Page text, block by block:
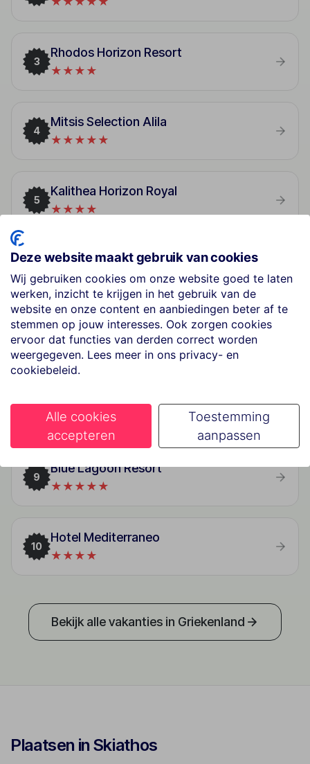
3
Rhodos Horizon Resort
★★★★
4
Mitsis Selection Alila
★★★★★
5
Kalithea Horizon Royal
★★★★
Blue Lagoon City Hotel
★★★★
7
Alimounda Mare
★★★★★
8
★★★★
9
Blue Lagoon Resort
★★★★★
10
Hotel Mediterraneo
★★★★
Bekijk alle vakanties in Griekenland
Plaatsen in Skiathos
Deze website maakt gebruik van cookies
Wij gebruiken cookies om onze website goed te laten
werken, inzicht te krijgen in het gebruik van de
website en onze content en aanbiedingen beter af te
stemmen op jouw interesses. Ook zorgen cookies
ervoor dat functies van derden correct worden
weergegeven. Lees meer in ons privacy- en
cookiebeleid.
Alle cookies
accepteren
Toestemming
aanpassen